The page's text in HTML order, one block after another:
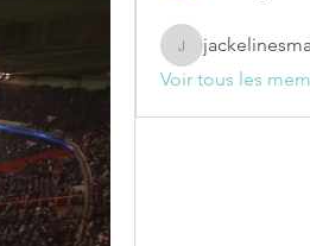
jackelinesmaria
Voir tous les